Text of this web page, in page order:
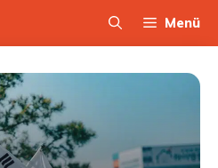
Menü